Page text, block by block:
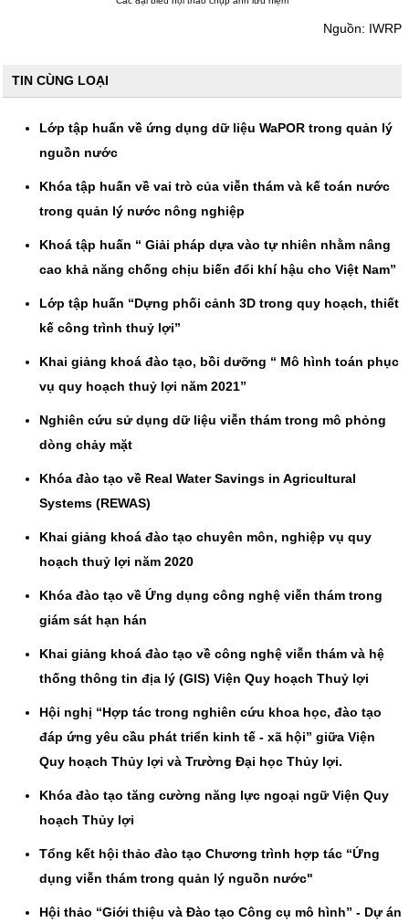
Nguồn: IWRP
TIN CÙNG LOẠI
Lớp tập huấn về ứng dụng dữ liệu WaPOR trong quản lý
nguồn nước
Khóa tập huấn về vai trò của viễn thám và kế toán nước
trong quản lý nước nông nghiệp
Khoá tập huấn “ Giải pháp dựa vào tự nhiên nhằm nâng
cao khả năng chống chịu biến đổi khí hậu cho Việt Nam”
Lớp tập huấn “Dựng phối cảnh 3D trong quy hoạch, thiết
kế công trình thuỷ lợi”
Khai giảng khoá đào tạo, bồi dưỡng “ Mô hình toán phục
vụ quy hoạch thuỷ lợi năm 2021”
Nghiên cứu sử dụng dữ liệu viễn thám trong mô phỏng
dòng chảy mặt
Khóa đào tạo về Real Water Savings in Agricultural
Systems (REWAS)
Khai giảng khoá đào tạo chuyên môn, nghiệp vụ quy
hoạch thuỷ lợi năm 2020
Khóa đào tạo về Ứng dụng công nghệ viễn thám trong
giám sát hạn hán
Khai giảng khoá đào tạo về công nghệ viễn thám và hệ
thống thông tin địa lý (GIS) Viện Quy hoạch Thuỷ lợi
Hội nghị “Hợp tác trong nghiên cứu khoa học, đào tạo
đáp ứng yêu cầu phát triển kinh tế - xã hội” giữa Viện
Quy hoạch Thủy lợi và Trường Đại học Thủy lợi.
Khóa đào tạo tăng cường năng lực ngoại ngữ Viện Quy
hoạch Thủy lợi
Tổng kết hội thảo đào tạo Chương trình hợp tác “Ứng
dụng viễn thám trong quản lý nguồn nước"
Hội thảo “Giới thiệu và Đào tạo Công cụ mô hình” - Dự án